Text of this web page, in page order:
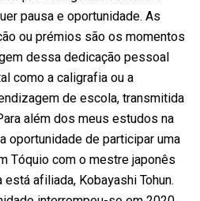
pausa e oportunidade. As
ou prémios são os momentos
dessa dedicação pessoal
como a caligrafia ou a
de escola, transmitida
além dos meus estudos na
oportunidade de participar uma
Tóquio com o mestre japonês
afiliada, Kobayashi Tohun.